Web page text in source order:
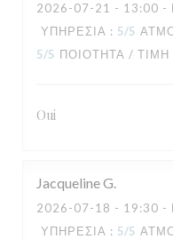
2026-07-21 - 13:00 -
ΥΠΗΡΕΣΊΑ : 5/5
5/5 ΠΟΙΌΤΗΤΑ / ΤΙΜΉ
Oui
JacquelineG
2026-07-18 - 19:30 -
ΥΠΗΡΕΣΊΑ : 5/5